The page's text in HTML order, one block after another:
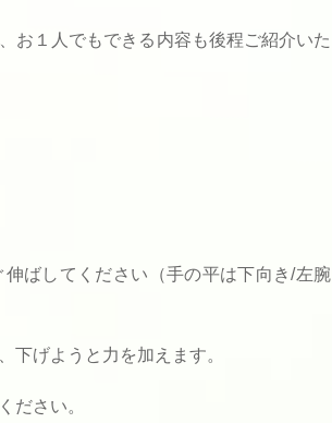
お１人でもできる内容も後程ご紹介いた
ばしてください（手の平は下向き/左腕
下げようと力を加えます。
ださい。